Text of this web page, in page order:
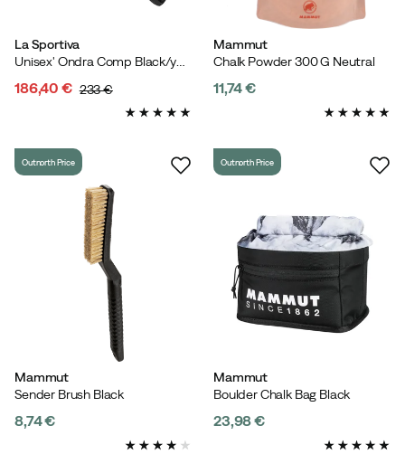
La Sportiva
Unisex' Ondra Comp Black/yellow
186,40 € 233 €
Mammut
Chalk Powder 300 G Neutral
11,74 €
Mammut
Sender Brush Black
Outnorth Price
8,74 €
Mammut
Boulder Chalk Bag Black
Outnorth Price
23,98 €